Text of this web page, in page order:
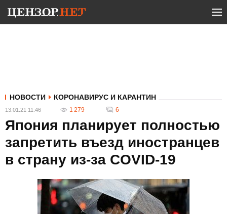
НОВОСТИ КОРОНАВИРУС И КАРАНТИН
13.01.21 11:46 1 279 6
Япония планирует полностью
запретить въезд иностранцев
в страну из-за COVID-19